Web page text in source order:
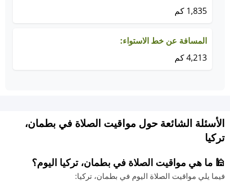
1,835 كم
المسافة عن خط الاستواء:
4,213 كم
الأسئلة الشائعة حول مواقيت الصلاة في بطمان،
تركيا
🕌 ما هي مواقيت الصلاة في بطمان، تركيا اليوم؟
فيما يلي مواقيت الصلاة اليوم في بطمان، تركيا: